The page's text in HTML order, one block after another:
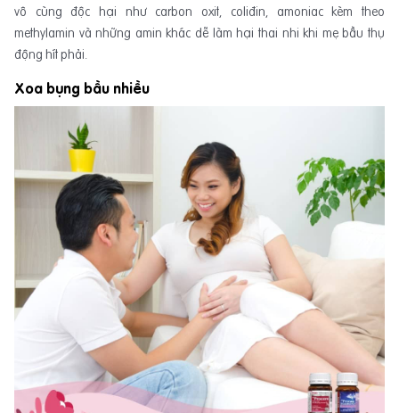
vô cùng độc hại như carbon oxit, coliđin, amoniac kèm theo
methylamin và những amin khác dễ làm hại thai nhi khi mẹ bầu thụ
động hít phải.
Xoa bụng bầu nhiều